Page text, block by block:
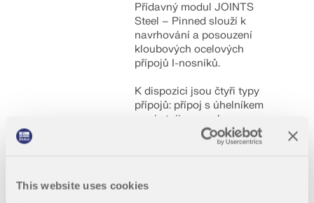
This website uses cookies
Přídavný modul JOINTS
Steel – Pinned slouží k
navrhování a posouzení
kloubových ocelových
přípojů I-nosníků.
K dispozici jsou čtyři typy
přípojů: přípoj s úhelníkem
mezi stojinou a sloupem,
přípoj s deskou na stojině,
přípoj s čelní deskou a přípoj
přehledně znázorněny v 3D